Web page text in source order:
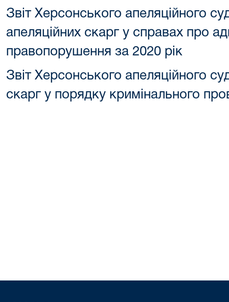
Звіт Херсонського апеляційного
апеляційних скарг у справах про
правопорушення за 2020 рік
Звіт Херсонського апеляційного
скарг у порядку кримінального